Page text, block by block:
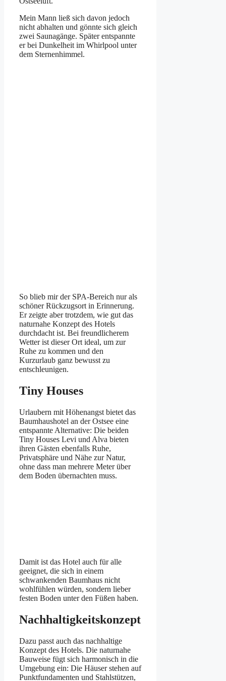
Mein Mann ließ sich davon jedoch
nicht abhalten und gönnte sich gleich
zwei Saunagänge. Später entspannte
er bei Dunkelheit im Whirlpool unter
dem Sternenhimmel.
So blieb mir der SPA-Bereich nur als
schöner Rückzugsort in Erinnerung.
Er zeigte aber trotzdem, wie gut das
naturnahe Konzept des Hotels
durchdacht ist. Bei freundlicherem
Wetter ist dieser Ort ideal, um zur
Ruhe zu kommen und den
Kurzurlaub ganz bewusst zu
entschleunigen.
Tiny Houses
Urlaubern mit Höhenangst bietet das
Baumhaushotel an der Ostsee eine
entspannte Alternative: Die beiden
Tiny Houses Levi und Alva bieten
ihren Gästen ebenfalls Ruhe,
Privatsphäre und Nähe zur Natur,
ohne dass man mehrere Meter über
dem Boden übernachten muss.
Damit ist das Hotel auch für alle
geeignet, die sich in einem
schwankenden Baumhaus nicht
wohlfühlen würden, sondern lieber
festen Boden unter den Füßen haben.
Nachhaltigkeitskonzept
Dazu passt auch das nachhaltige
Konzept des Hotels. Die naturnahe
Bauweise fügt sich harmonisch in die
Umgebung ein: Die Häuser stehen auf
Punktfundamenten und Stahlstützen,